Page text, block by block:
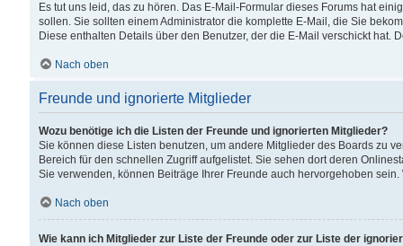
Es tut uns leid, das zu hören. Das E-Mail-Formular dieses Forums hat
sollen. Sie sollten einem Administrator die komplette E-Mail, die Sie
Diese enthalten Details über den Benutzer, der die E-Mail verschickt hat.
Nach oben
Freunde und ignorierte Mitglieder
Wozu benötige ich die Listen der Freunde und ignorierten Mitglieder?
Sie können diese Listen benutzen, um andere Mitglieder des Boards zu
Bereich für den schnellen Zugriff aufgelistet. Sie sehen dort deren
Sie verwenden, können Beiträge Ihrer Freunde auch hervorgehoben
Nach oben
Wie kann ich Mitglieder zur Liste der Freunde oder zur Liste der